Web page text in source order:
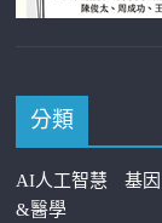
分類
AI人工智慧
基因
&醫學